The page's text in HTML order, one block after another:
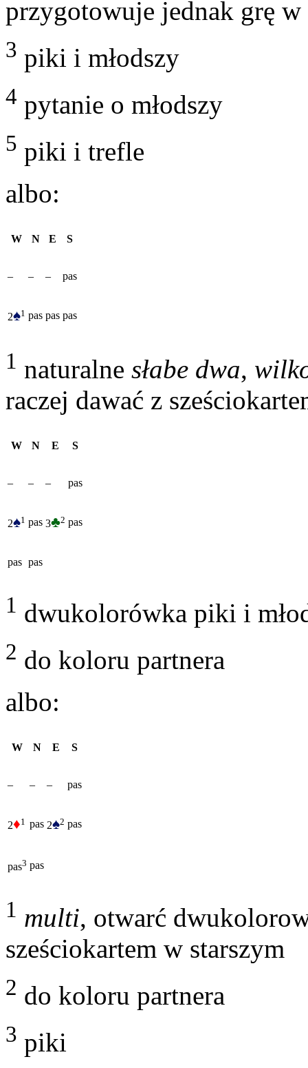
przygotowuje jednak grę
3 piki i młodszy
4 pytanie o młodszy
5 piki i trefle
albo:
W N E S
– – – pas
2♠1 pas pas pas
1 naturalne słabe dwa,
raczej dawać z
W N E S
– – – pas
2♠1 pas 3♣2 pas
pas pas
1 dwukolorówka piki i
2 do koloru partnera
albo:
W N E S
– – – pas
2♦1 pas 2♠2 pas
pas3 pas
1 multi, otwarć
sześciokartem w starszym
2 do koloru partnera
3 piki